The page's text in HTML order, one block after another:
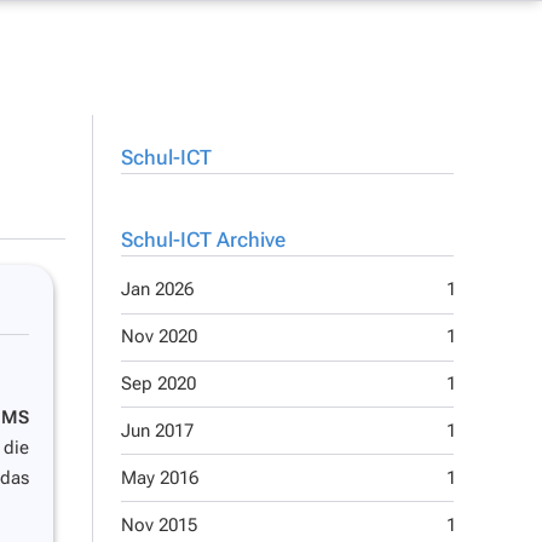
Schul-ICT
Schul-ICT Archive
1
Jan 2026
1
Nov 2020
1
Sep 2020
1
Jun 2017
1
May 2016
1
Nov 2015
MS